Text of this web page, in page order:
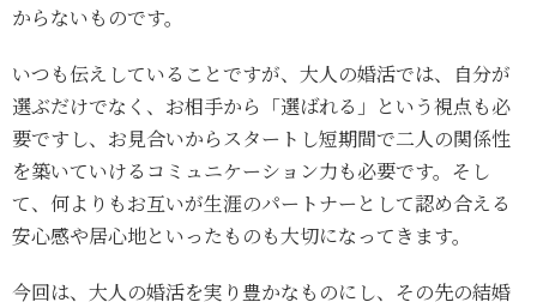
からないものです。
いつも伝えしていることですが、大人の婚活では、自分が
選ぶだけでなく、お相手から「選ばれる」という視点も必
要ですし、お見合いからスタートし短期間で二人の関係性
を築いていけるコミュニケーション力も必要です。そし
て、何よりもお互いが生涯のパートナーとして認め合える
安心感や居心地といったものも大切になってきます。
今回は、大人の婚活を実り豊かなものにし、その先の結婚